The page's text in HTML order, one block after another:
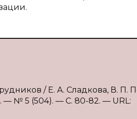
/ Е. А. Сладкова, В. П.
№ 5 (504). — С. 80-82. — URL: